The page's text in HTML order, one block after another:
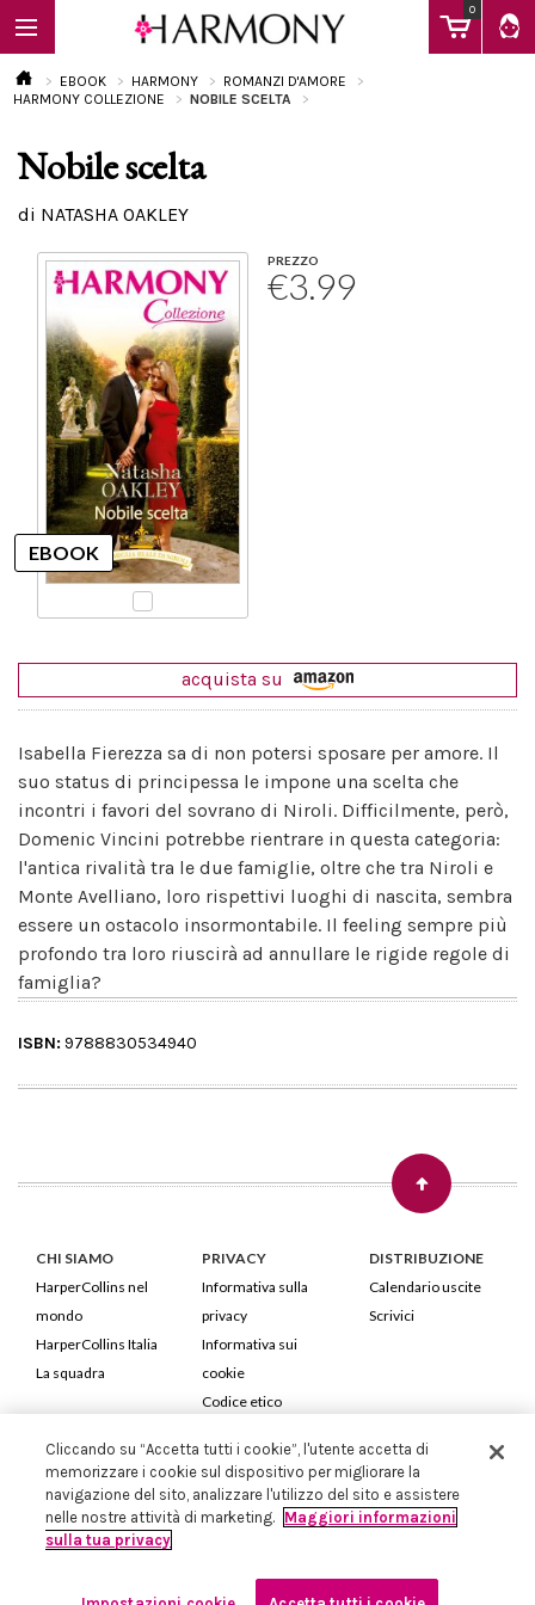
0
EBOOK
Calendario
EBOOK HARMONY
ROMANZI D'AMORE
HARMONY COLLEZIONE
NOBILE SCELTA
Nobile scelta
di NATASHA OAKLEY
PREZZO
€3.99
acquista su
Isabella Fierezza sa di non potersi sposare per amore. Il
suo status di principessa le impone una scelta che
incontri i favori del sovrano di Niroli. Difficilmente, però,
Domenic Vincini potrebbe rientrare in questa categoria:
l'antica rivalità tra le due famiglie, oltre che tra Niroli e
Monte Avelliano, loro rispettivi luoghi di nascita, sembra
essere un ostacolo insormontabile. Il feeling sempre più
profondo tra loro riuscirà ad annullare le rigide regole di
famiglia?
ISBN: 9788830534940
CHI SIAMO
HarperCollins nel
mondo
HarperCollins Italia
La squadra
PRIVACY
Informativa sulla
privacy
Informativa sui
cookie
Codice etico
DISTRIBUZIONE
Calendario uscite
Scrivici
HarperCollins Italia S.p.A. Viale Monte Nero, 84 - 20135 Milano
Cod. Fiscale e P.IVA 05946780151 - Capitale Sociale 258.250 €
Iscritta in Milano al Registro delle imprese nr.198004 e REA nr.1051898
Cliccando su “Accetta tutti i cookie”, l'utente accetta di
memorizzare i cookie sul dispositivo per migliorare la
navigazione del sito, analizzare l'utilizzo del sito e assistere
nelle nostre attività di marketing. Maggiori informazioni
sulla tua privacy